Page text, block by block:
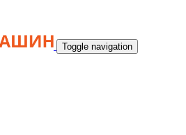
Toggle navigation